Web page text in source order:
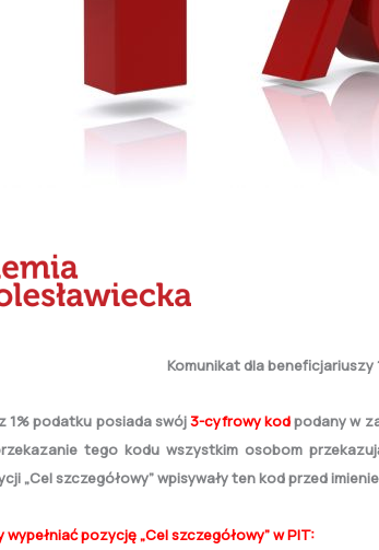
Komunikat dla
1% podatku posiada swój3-cyfrowy kodpodany w
tego kodu wszystkim osobom
„Cel szczegółowy” wpisywały ten kod przed
wypełniać pozycję „Cel szczegółowy” w PIT: